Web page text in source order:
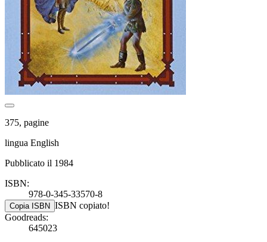
375, pagine
lingua English
Pubblicato il 1984
ISBN:
978-0-345-33570-8
Copia ISBN ISBN copiato!
Goodreads:
645023